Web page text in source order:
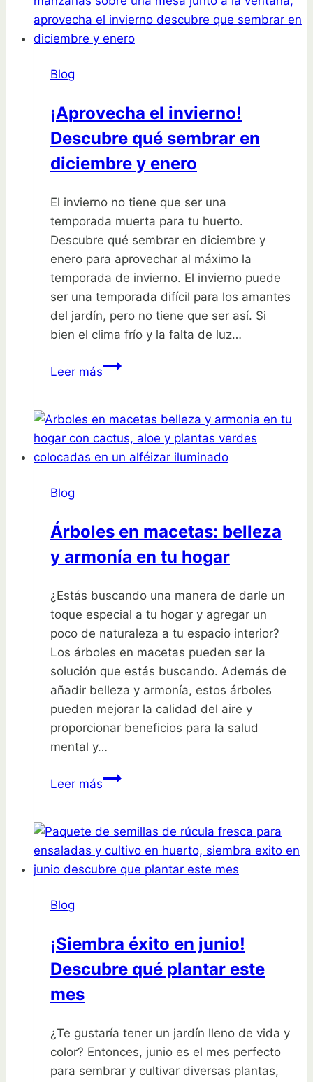
Guía
para
plantar
Blog
¡Aprovecha el invierno!
Descubre qué sembrar en
diciembre y enero
El invierno no tiene que ser una
temporada muerta para tu huerto.
Descubre qué sembrar en diciembre y
enero para aprovechar al máximo la
temporada de invierno. El invierno puede
ser una temporada difícil para los amantes
del jardín, pero no tiene que ser así. Si
bien el clima frío y la falta de luz…
Leer más¡Aprovecha
Descubre
qué
sembrar
enero
Blog
Árboles en macetas: belleza
y armonía en tu hogar
¿Estás buscando una manera de darle un
toque especial a tu hogar y agregar un
poco de naturaleza a tu espacio interior?
Los árboles en macetas pueden ser la
solución que estás buscando. Además de
añadir belleza y armonía, estos árboles
pueden mejorar la calidad del aire y
proporcionar beneficios para la salud
mental y…
Leer másÁrboles
belleza
y
armonía
Blog
¡Siembra éxito en junio!
Descubre qué plantar este
mes
¿Te gustaría tener un jardín lleno de vida y
color? Entonces, junio es el mes perfecto
para sembrar y cultivar diversas plantas,